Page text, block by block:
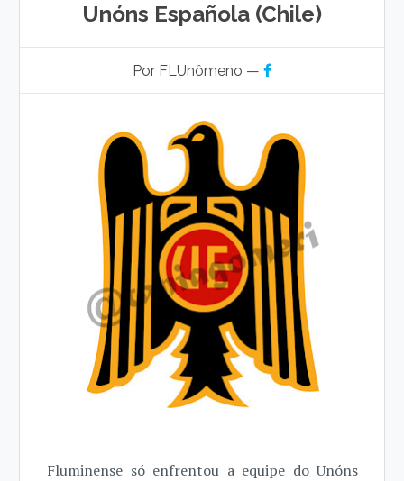
Unóns Española (Chile)
Por FLUnômeno —
Fluminense só enfrentou a equipe do Unóns